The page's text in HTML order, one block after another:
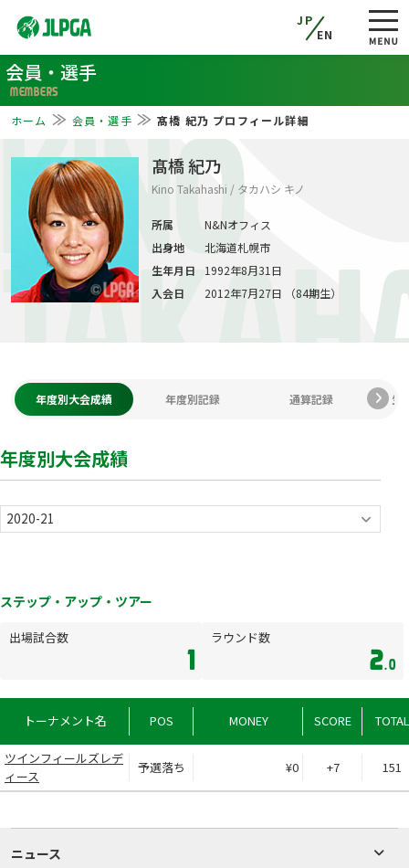
JP
EN
会員・選手
MEMBERS
ホーム 会員・選手 髙橋 紀乃 プロフィール詳細
KINO
髙橋 紀乃
Kino Takahashi / タカハシ キノ
所属
N&Nオフィス
出身地
北海道札幌市
生年月日
1992年8月31日
入会日
2012年7月27日 （84期生）
年度別大会成績 年度別記録 通算記録 生
年度別大会成績
ステップ・アップ・ツアー
出場試合数
1
ラウンド数
2.0
トーナメント名 POS MONEY SCORE TOTAL
ツインフィールズレデ
ィース
予選落ち ¥0 +7 151
ニュース